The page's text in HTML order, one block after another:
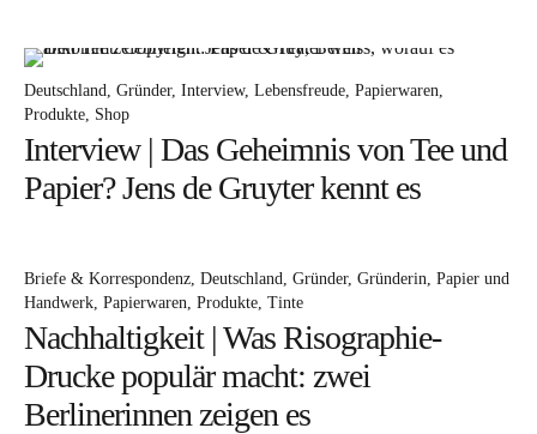
Deutschland Gründer Interview Lebensfreude Papierwaren
Produkte Shop
Interview | Das Geheimnis von Tee und
Papier? Jens de Gruyter kennt es
Briefe & Korrespondenz Deutschland Gründer Gründerin Papier und
Handwerk Papierwaren Produkte Tinte
Nachhaltigkeit | Was Risographie-
Drucke populär macht: zwei
Berlinerinnen zeigen es